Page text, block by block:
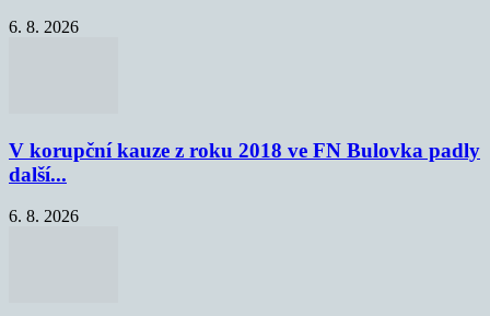
6. 8. 2026
V korupční kauze z roku 2018 ve FN Bulovka padly
další...
6. 8. 2026